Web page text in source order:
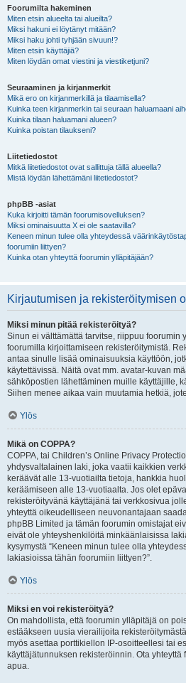
Foorumilta hakeminen
Miten etsin alueelta tai alueilta?
Miksi hakuni ei löytänyt mitään?
Miksi haku johti tyhjään sivuun!?
Miten etsin käyttäjiä?
Miten löydän omat viestini ja viestiketjuni?
Seuraaminen ja kirjanmerkit
Mikä ero on kirjanmerkillä ja tilaamisella?
Kuinka teen kirjanmerkin tai seuraan haluamaani
Kuinka tilaan haluamani alueen?
Kuinka poistan tilaukseni?
Liitetiedostot
Mitkä liitetiedostot ovat sallittuja tällä alueella?
Mistä löydän lähettämäni liitetiedostot?
phpBB -asiat
Kuka kirjoitti tämän foorumisovelluksen?
Miksi ominaisuutta X ei ole saatavilla?
Keneen minun tulee olla yhteydessä
foorumiin liittyen?
Kuinka otan yhteyttä foorumin ylläpitäjään?
Kirjautumisen ja rekisteröitymisen
Miksi minun pitää rekisteröityä?
Sinun ei välttämättä tarvitse, riippuu foorumin
foorumilla kirjoittamiseen rekisteröitymistä.
antaa sinulle lisää ominaisuuksia käyttöön,
käytettävissä. Näitä ovat mm. avatar-kuvan
sähköpostien lähettäminen muille käyttäjille,
Siihen menee aikaa vain muutamia hetkiä,
Ylös
Mikä on COPPA?
COPPA, tai Children’s Online Privacy
yhdysvaltalainen laki, joka vaatii kaikkien
keräävät alle 13-vuotiailta tietoja, hankkia
keräämiseen alle 13-vuotiaalta. Jos olet
rekisteröityvänä käyttäjänä tai verkkosivua
yhteyttä oikeudelliseen neuvonantajaan
phpBB Limited ja tämän foorumin omistajat
eivät ole yhteyshenkilöitä minkäänlaisissa
kysymystä “Keneen minun tulee olla
lakiasioissa tähän foorumiin liittyen?”.
Ylös
Miksi en voi rekisteröityä?
On mahdollista, että foorumin ylläpitäjä on
estääkseen uusia vierailijoita
myös asettaa porttikiellon IP-osoitteellesi tai
käyttäjätunnuksen rekisteröinnin. Ota
apua.